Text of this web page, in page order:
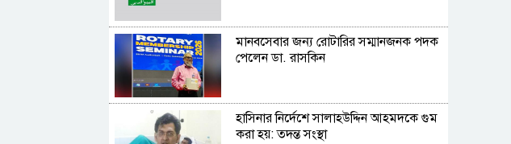
মানবসেবার জন্য রোটারির সম্মানজনক পদক
পেলেন ডা. রাসকিন
হাসিনার নির্দেশে সালাহউদ্দিন আহমদকে গুম
করা হয়: তদন্ত সংস্থা